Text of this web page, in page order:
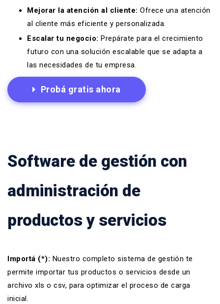
Mejorar la atención al cliente: Ofrece una atención
al cliente más eficiente y personalizada.
Escalar tu negocio: Prepárate para el crecimiento
futuro con una solución escalable que se adapta a
las necesidades de tu empresa.
Probá gratis ahora
Software de gestión con
administración de
productos y servicios
Importá (*): Nuestro completo sistema de gestión te
permite importar tus productos o servicios desde un
archivo xls o csv, para optimizar el proceso de carga
inicial.